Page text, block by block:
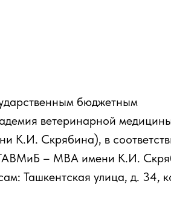
бюджетным
ветеринарной
Скрябина), в
– МВА имени К.И.
Ташкентская улица, д. 34,